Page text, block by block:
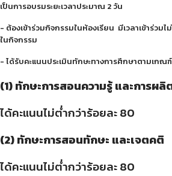
เป็นการอบรมระยะเวลาประมาณ 2 วัน
- ต้องเข้าร่วมกิจกรรมในห้องเรียน มีเวลาเข้าร่วมไ
ในกิจกรรม
- ได้รับคะแนนประเมินทักษะทางการศึกษาตามเกณ
(1) ทักษะการสอนความรู้ และการผ
ได้คะแนนไม่ต่ำกว่าร้อยละ 80
(2) ทักษะการสอนทักษะ และเจตคติ
ได้คะแนนไม่ต่ำกว่าร้อยละ 80